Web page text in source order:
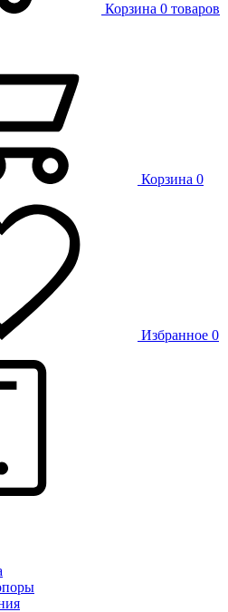
Корзина 0 товаров
Корзина 0
Избранное 0